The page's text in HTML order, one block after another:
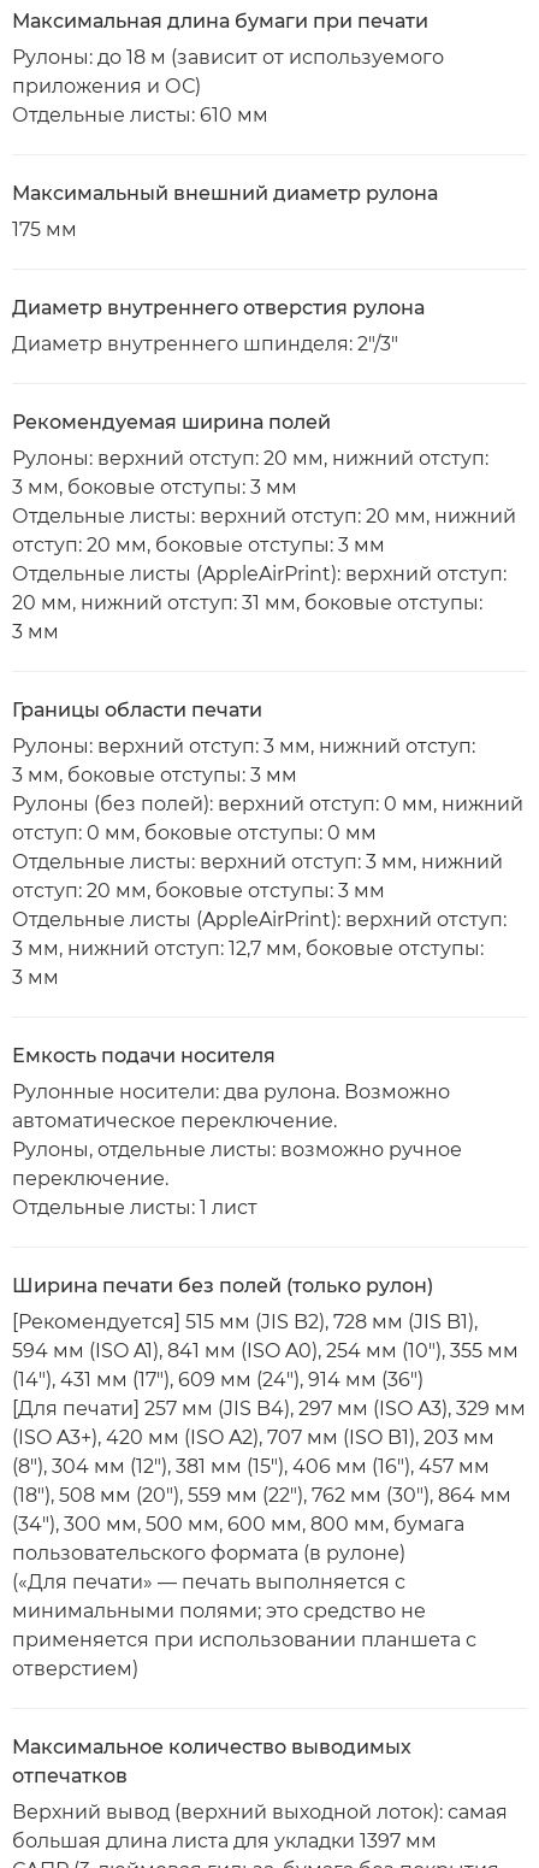
Максимальная длина бумаги при печати
Рулоны: до 18 м (зависит от используемого
приложения и ОС)
Отдельные листы: 610 мм
Максимальный внешний диаметр рулона
175 мм
Диаметр внутреннего отверстия рулона
Диаметр внутреннего шпинделя: 2"/3"
Рекомендуемая ширина полей
Рулоны: верхний отступ: 20 мм, нижний отступ:
3 мм, боковые отступы: 3 мм
Отдельные листы: верхний отступ: 20 мм, нижний
отступ: 20 мм, боковые отступы: 3 мм
Отдельные листы (AppleAirPrint): верхний отступ:
20 мм, нижний отступ: 31 мм, боковые отступы:
3 мм
Границы области печати
Рулоны: верхний отступ: 3 мм, нижний отступ:
3 мм, боковые отступы: 3 мм
Рулоны (без полей): верхний отступ: 0 мм, нижний
отступ: 0 мм, боковые отступы: 0 мм
Отдельные листы: верхний отступ: 3 мм, нижний
отступ: 20 мм, боковые отступы: 3 мм
Отдельные листы (AppleAirPrint): верхний отступ:
3 мм, нижний отступ: 12,7 мм, боковые отступы:
3 мм
Емкость подачи носителя
Рулонные носители: два рулона. Возможно
автоматическое переключение.
Рулоны, отдельные листы: возможно ручное
переключение.
Отдельные листы: 1 лист
Ширина печати без полей (только рулон)
[Рекомендуется] 515 мм (JIS B2), 728 мм (JIS B1),
594 мм (ISO A1), 841 мм (ISO A0), 254 мм (10"), 355 мм
(14"), 431 мм (17"), 609 мм (24"), 914 мм (36")
[Для печати] 257 мм (JIS B4), 297 мм (ISO A3), 329 мм
(ISO A3+), 420 мм (ISO A2), 707 мм (ISO B1), 203 мм
(8"), 304 мм (12"), 381 мм (15"), 406 мм (16"), 457 мм
(18"), 508 мм (20"), 559 мм (22"), 762 мм (30"), 864 мм
(34"), 300 мм, 500 мм, 600 мм, 800 мм, бумага
пользовательского формата (в рулоне)
(«Для печати» — печать выполняется с
минимальными полями; это средство не
применяется при использовании планшета с
отверстием)
Максимальное количество выводимых
отпечатков
Верхний вывод (верхний выходной лоток): самая
большая длина листа для укладки 1397 мм